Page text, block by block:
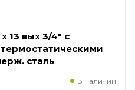
13 вых 3/4" с
cталь
В наличии